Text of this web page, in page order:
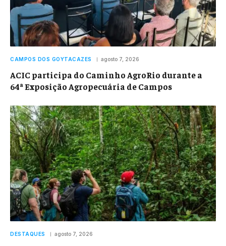
CAMPOS DOS GOYTACAZES agosto 7, 2026
ACIC participa do Caminho AgroRio durante a
64ª Exposição Agropecuária de Campos
DESTAQUES agosto 7, 2026